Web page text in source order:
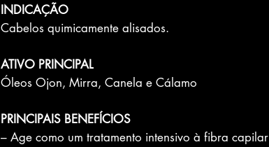
INDICAÇÃO
Cabelos quimicamente alisados.
ATIVO PRINCIPAL
Óleos Ojon, Mirra, Canela e Cálamo
PRINCIPAIS BENEFÍCIOS
– Age como um tratamento intensivo à fibra capilar